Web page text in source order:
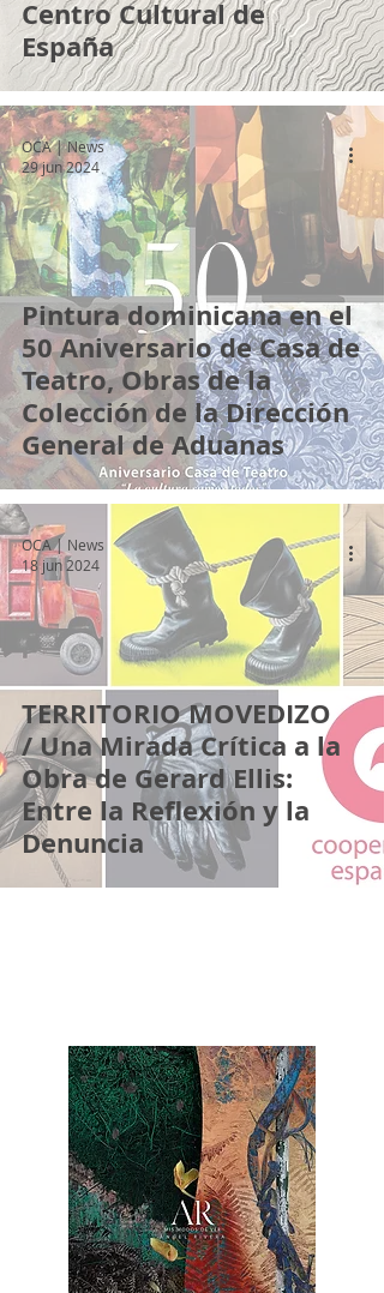
Centro Cultural de
España
Pintura dominicana en el
50 Aniversario de Casa de
Teatro, Obras de la
Colección de la Dirección
General de Aduanas
OCA | News
29 jun 2024
TERRITORIO MOVEDIZO
/ Una Mirada Crítica a la
Obra de Gerard Ellis:
Entre la Reflexión y la
Denuncia
OCA | News
18 jun 2024